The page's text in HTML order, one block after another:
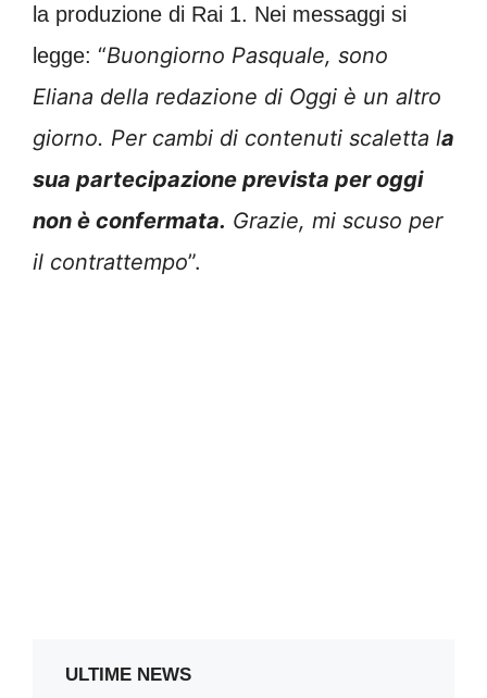
la produzione di Rai 1. Nei messaggi si
legge: “Buongiorno Pasquale, sono
Eliana della redazione di Oggi è un altro
giorno. Per cambi di contenuti scaletta la
sua partecipazione prevista per oggi
non è confermata. Grazie, mi scuso per
il contrattempo”.
ULTIME NEWS